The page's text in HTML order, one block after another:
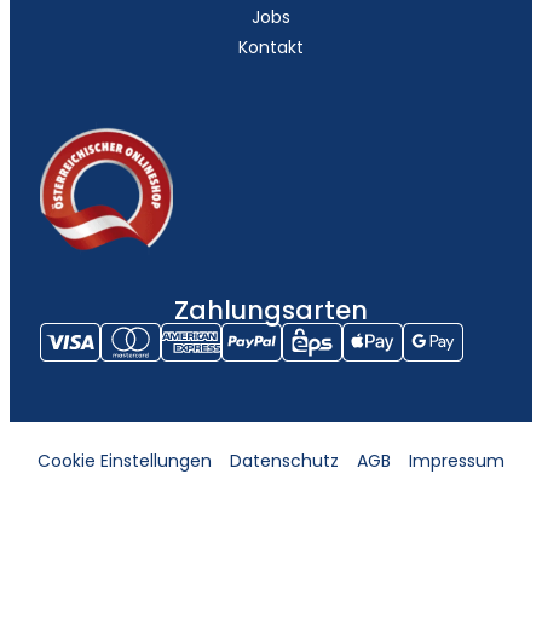
Jobs
Kontakt
Zahlungsarten
Cookie Einstellungen Datenschutz AGB Impressum